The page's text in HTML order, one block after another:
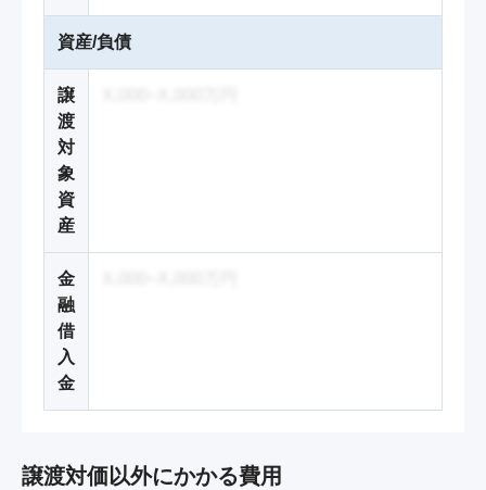
資産/負債
譲
渡
対
象
資
産
金
融
借
入
金
譲渡対価以外にかかる費用